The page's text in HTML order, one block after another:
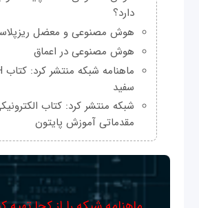
دارد؟
هوش مصنوعی و معضل
هوش مصنوعی در اعماق
سفید
شبکه منتشر کرد: کتاب
مقدماتی آموزش پایتون